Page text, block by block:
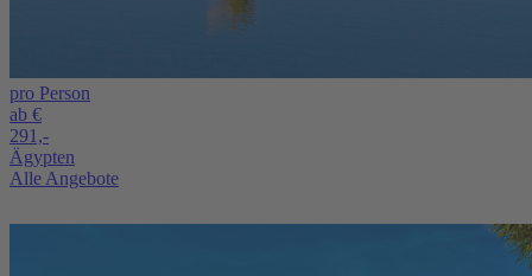
pro Person
ab €
291,-
Ägypten
Alle Angebote